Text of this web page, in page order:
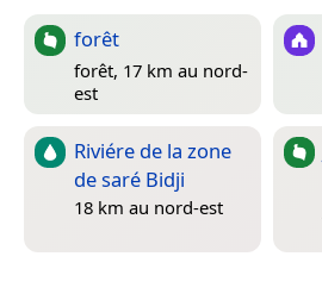
forêt
forêt, 17 km au nord-
est
Riviére de la zone
de saré Bidji
18 km au nord-est